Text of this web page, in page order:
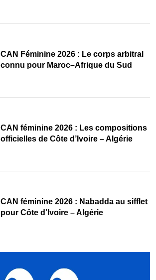
‎CAN Féminine 2026 : Le corps arbitral
connu pour Maroc–Afrique du Sud
‎CAN féminine 2026 : Les compositions
officielles de Côte d’Ivoire – Algérie
‎CAN féminine 2026 : Nabadda au sifflet
pour Côte d’Ivoire – Algérie